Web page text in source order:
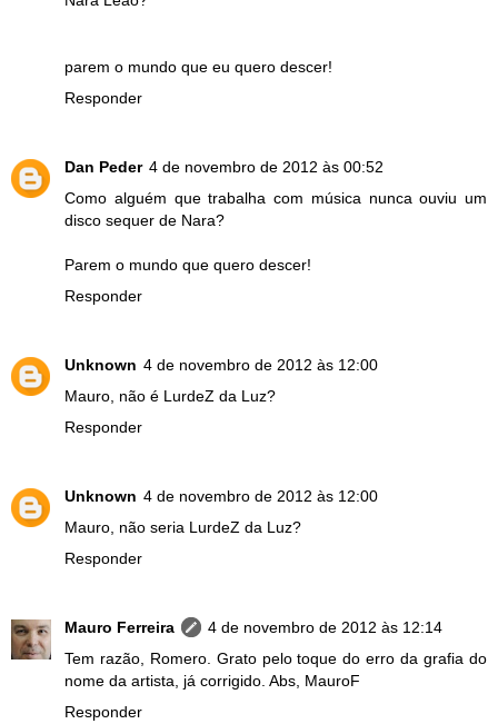
parem o mundo que eu quero descer!
Responder
Dan Peder 4 de novembro de 2012 às 00:52
Como alguém que trabalha com música nunca ouviu um
disco sequer de Nara?
Parem o mundo que quero descer!
Responder
Unknown 4 de novembro de 2012 às 12:00
Mauro, não é LurdeZ da Luz?
Responder
Unknown 4 de novembro de 2012 às 12:00
Mauro, não seria LurdeZ da Luz?
Responder
Mauro Ferreira
4 de novembro de 2012 às 12:14
Tem razão, Romero. Grato pelo toque do erro da grafia do
nome da artista, já corrigido. Abs, MauroF
Responder